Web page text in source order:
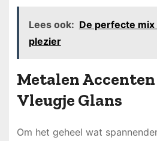
Lees ook: De perfecte
plezier
Metalen
Vleugje Glans
Om het geheel wat